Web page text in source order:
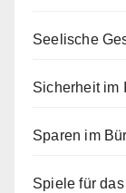
Seelische
Sicherheit im
Sparen im
Spiele für